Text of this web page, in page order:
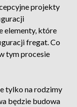
projekty
elementy, które
fregat. Co
tym procesie
tylko na rodzimy
będzie budowa